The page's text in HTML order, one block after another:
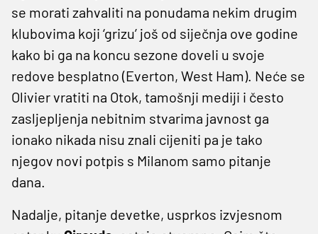
se morati zahvaliti na ponudama nekim drugim
klubovima koji ‘grizu’ još od siječnja ove godine
kako bi ga na koncu sezone doveli u svoje
redove besplatno (Everton, West Ham). Neće se
Olivier vratiti na Otok, tamošnji mediji i često
zasljepljenja nebitnim stvarima javnost ga
ionako nikada nisu znali cijeniti pa je tako
njegov novi potpis s Milanom samo pitanje
dana.
Nadalje, pitanje devetke, usprkos izvjesnom